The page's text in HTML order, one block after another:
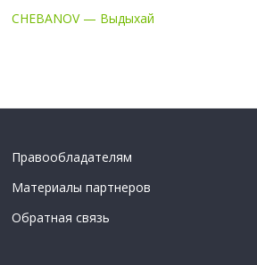
CHEBANOV — Выдыхай
Правообладателям
Материалы партнеров
Обратная связь